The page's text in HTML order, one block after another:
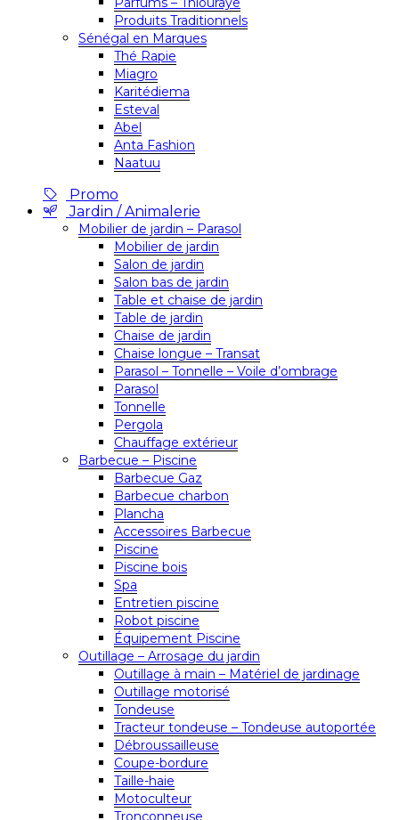
Produits Traditionnels
Sénégal en Marques
Thé Rapie
Miagro
Karitédiema
Esteval
Abel
Anta Fashion
Naatuu
Promo
Jardin / Animalerie
Mobilier de jardin – Parasol
Mobilier de jardin
Salon de jardin
Salon bas de jardin
Table et chaise de jardin
Table de jardin
Chaise de jardin
Chaise longue – Transat
Parasol – Tonnelle – Voile d’ombrage
Parasol
Tonnelle
Pergola
Chauffage extérieur
Barbecue – Piscine
Barbecue Gaz
Barbecue charbon
Plancha
Accessoires Barbecue
Piscine
Piscine bois
Spa
Entretien piscine
Robot piscine
Équipement Piscine
Outillage – Arrosage du jardin
Outillage à main – Matériel de jardinage
Outillage motorisé
Tondeuse
Tracteur tondeuse – Tondeuse autoportée
Débroussailleuse
Coupe-bordure
Taille-haie
Motoculteur
Tronçonneuse